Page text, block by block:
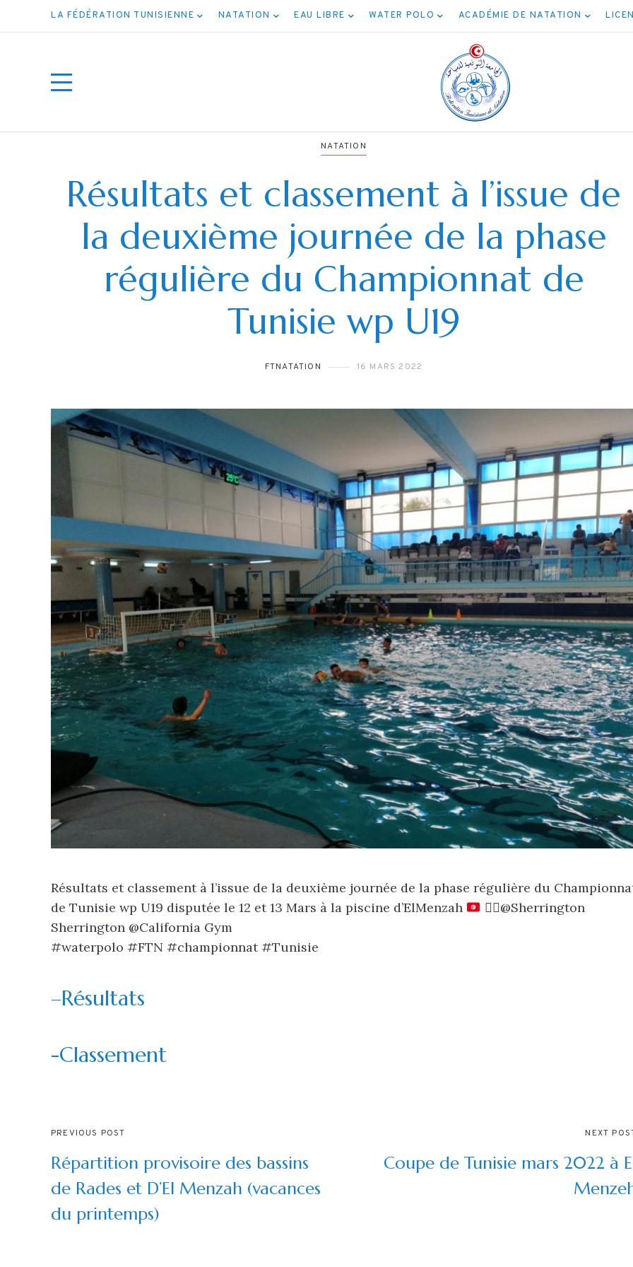
LA FÉDÉRATION TUNISIENNE NATATION EAU LIBRE WATER POLO ACADÉMIE DE NATATION
NATATION
Résultats et classement à l’issue de
la deuxième journée de la phase
régulière du Championnat de
Tunisie wp U19
FTNATATION 16 MARS 2022
Résultats et classement à l’issue de la deuxième journée de la phase régulière du
de Tunisie wp U19 disputée le 12 et 13 Mars à la piscine d’ElMenzah
🤽‍♂️@Sherrington
Sherrington @California Gym
#waterpolo #FTN #championnat #Tunisie
–Résultats
-Classement
PREVIOUS POST
Répartition provisoire des bassins
de Rades et D’El Menzah (vacances
du printemps)
NEXT
Coupe de Tunisie mars 2022 à
نهائيات جميع
الأصناف